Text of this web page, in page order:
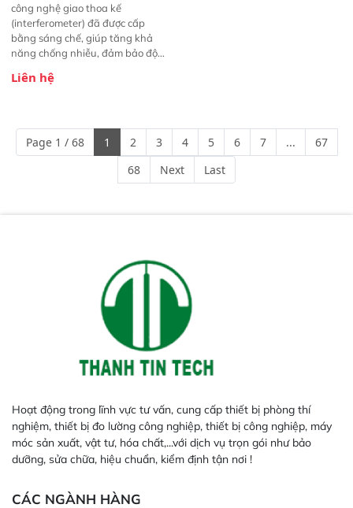
công nghệ giao thoa kế
(interferometer) đã được cấp
bằng sáng chế, giúp tăng khả
năng chống nhiễu, đảm bảo độ
Phạm vi ứng dụng rộng: Đáp ứng
ngành công nghiệp khác nhau. 
Độ nhạy cao: Trang bị đầu dò
InGaAs độ nhạy cao, cung cấp
phản hồi phổ tuyến tính đầy đủ,
đảm bảo độ chính xác và khả
Liên hệ
Page 1 / 68 1 2 3 4 5 6 7 ...
67
68
Next Last
Hoạt động trong lĩnh vực tư vấn, cung cấp thiết bị phòng thí
nghiệm, thiết bị đo lường công nghiệp, thiết bị công nghiệp, máy
móc sản xuất, vật tư, hóa chất,...với dịch vụ trọn gói như bảo
dưỡng, sửa chữa, hiệu chuẩn, kiểm định tận nơi !
CÁC NGÀNH HÀNG